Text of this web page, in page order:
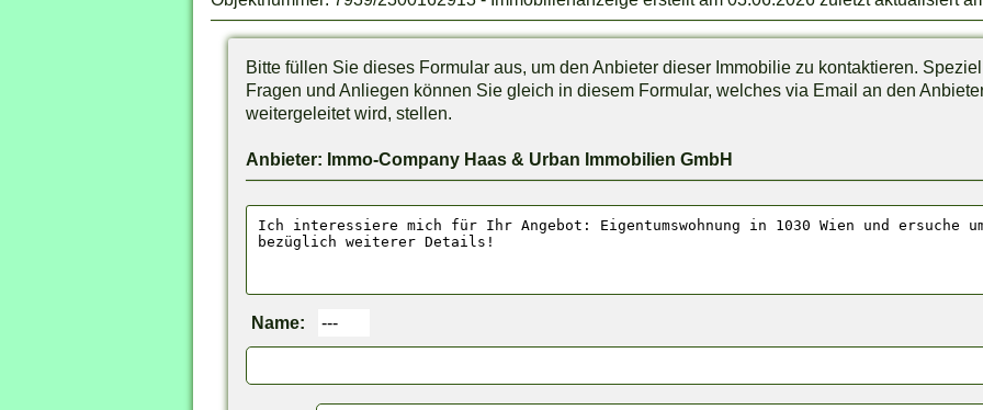
Bitte füllen Sie dieses Formular aus, um den Anbieter dieser Immobilie zu kontaktieren.
Fragen und Anliegen können Sie gleich in diesem Formular, welches via Email an den
weitergeleitet wird, stellen.
Anbieter: Immo-Company Haas & Urban Immobilien GmbH
Name: